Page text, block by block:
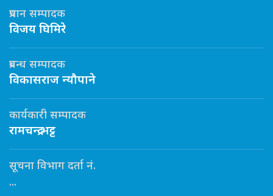
प्रधान सम्पादक
विजय घिमिरे
प्रबन्ध सम्पादक
विकासराज न्यौपाने
कार्यकारी सम्पादक
रामचन्द्र भट्ट
सूचना विभाग दर्ता नं.
...